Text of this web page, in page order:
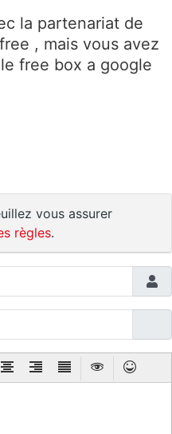
la partenariat de
, mais vous avez
free box a google
vous assurer
règles.